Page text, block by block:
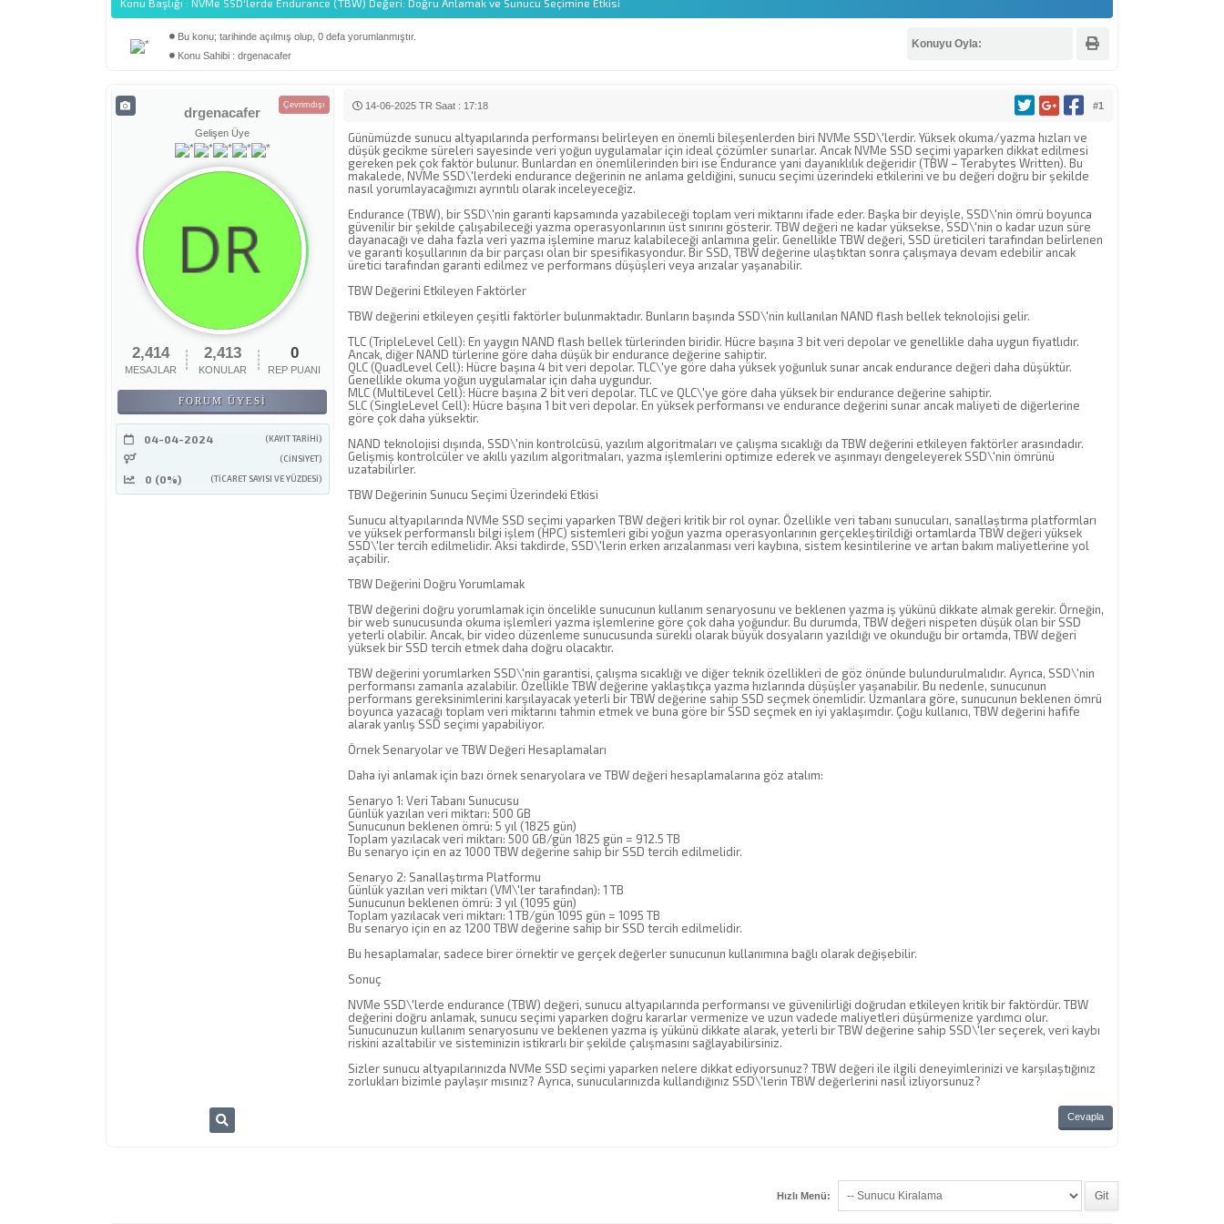
Konu Başlığı : NVMe SSD'lerde Endurance (TBW) Değeri: Doğru Anlamak ve Sunucu Seçimine Etkisi
Bu konu; tarihinde açılmış olup, 0 defa yorumlanmıştır.
Konu Sahibi : drgenacafer
Konuyu Oyla:
Derecelendirme: 0/5 - 0 oy
Çevrimdışı
drgenacafer
Gelişen Üye
2,414
MESAJLAR
2,413
KONULAR
0
REP PUANI
FORUM ÜYESI
04-04-2024
(KAYIT TARIHI)
(CINSIYET)
0 (0%) (TICARET SAYISI VE YÜZDESI)
#1
14-06-2025 TR Saat : 17:18
Günümüzde sunucu altyapılarında performansı belirleyen en önemli bileşenlerden biri NVMe SSD\'lerdir. Yüksek okuma/yazma hızları ve
düşük gecikme süreleri sayesinde veri yoğun uygulamalar için ideal çözümler sunarlar. Ancak NVMe SSD seçimi yaparken dikkat edilmesi
gereken pek çok faktör bulunur. Bunlardan en önemlilerinden biri ise Endurance yani dayanıklılık değeridir (TBW – Terabytes Written). Bu
makalede, NVMe SSD\'lerdeki endurance değerinin ne anlama geldiğini, sunucu seçimi üzerindeki etkilerini ve bu değeri doğru bir şekilde
nasıl yorumlayacağımızı ayrıntılı olarak inceleyeceğiz.
Endurance (TBW), bir SSD\'nin garanti kapsamında yazabileceği toplam veri miktarını ifade eder. Başka bir deyişle, SSD\'nin ömrü boyunca
güvenilir bir şekilde çalışabileceği yazma operasyonlarının üst sınırını gösterir. TBW değeri ne kadar yüksekse, SSD\'nin o kadar uzun süre
dayanacağı ve daha fazla veri yazma işlemine maruz kalabileceği anlamına gelir. Genellikle TBW değeri, SSD üreticileri tarafından belirlenen
ve garanti koşullarının da bir parçası olan bir spesifikasyondur. Bir SSD, TBW değerine ulaştıktan sonra çalışmaya devam edebilir ancak
üretici tarafından garanti edilmez ve performans düşüşleri veya arızalar yaşanabilir.
TBW Değerini Etkileyen Faktörler
TBW değerini etkileyen çeşitli faktörler bulunmaktadır. Bunların başında SSD\'nin kullanılan NAND flash bellek teknolojisi gelir.
TLC (TripleLevel Cell): En yaygın NAND flash bellek türlerinden biridir. Hücre başına 3 bit veri depolar ve genellikle daha uygun fiyatlıdır.
Ancak, diğer NAND türlerine göre daha düşük bir endurance değerine sahiptir.
QLC (QuadLevel Cell): Hücre başına 4 bit veri depolar. TLC\'ye göre daha yüksek yoğunluk sunar ancak endurance değeri daha düşüktür.
Genellikle okuma yoğun uygulamalar için daha uygundur.
MLC (MultiLevel Cell): Hücre başına 2 bit veri depolar. TLC ve QLC\'ye göre daha yüksek bir endurance değerine sahiptir.
SLC (SingleLevel Cell): Hücre başına 1 bit veri depolar. En yüksek performansı ve endurance değerini sunar ancak maliyeti de diğerlerine
göre çok daha yüksektir.
NAND teknolojisi dışında, SSD\'nin kontrolcüsü, yazılım algoritmaları ve çalışma sıcaklığı da TBW değerini etkileyen faktörler arasındadır.
Gelişmiş kontrolcüler ve akıllı yazılım algoritmaları, yazma işlemlerini optimize ederek ve aşınmayı dengeleyerek SSD\'nin ömrünü
uzatabilirler.
TBW Değerinin Sunucu Seçimi Üzerindeki Etkisi
Sunucu altyapılarında NVMe SSD seçimi yaparken TBW değeri kritik bir rol oynar. Özellikle veri tabanı sunucuları, sanallaştırma platformları
ve yüksek performanslı bilgi işlem (HPC) sistemleri gibi yoğun yazma operasyonlarının gerçekleştirildiği ortamlarda TBW değeri yüksek
SSD\'ler tercih edilmelidir. Aksi takdirde, SSD\'lerin erken arızalanması veri kaybına, sistem kesintilerine ve artan bakım maliyetlerine yol
açabilir.
TBW Değerini Doğru Yorumlamak
TBW değerini doğru yorumlamak için öncelikle sunucunun kullanım senaryosunu ve beklenen yazma iş yükünü dikkate almak gerekir. Örneğin,
bir web sunucusunda okuma işlemleri yazma işlemlerine göre çok daha yoğundur. Bu durumda, TBW değeri nispeten düşük olan bir SSD
yeterli olabilir. Ancak, bir video düzenleme sunucusunda sürekli olarak büyük dosyaların yazıldığı ve okunduğu bir ortamda, TBW değeri
yüksek bir SSD tercih etmek daha doğru olacaktır.
TBW değerini yorumlarken SSD\'nin garantisi, çalışma sıcaklığı ve diğer teknik özellikleri de göz önünde bulundurulmalıdır. Ayrıca, SSD\'nin
performansı zamanla azalabilir. Özellikle TBW değerine yaklaştıkça yazma hızlarında düşüşler yaşanabilir. Bu nedenle, sunucunun
performans gereksinimlerini karşılayacak yeterli bir TBW değerine sahip SSD seçmek önemlidir. Uzmanlara göre, sunucunun beklenen ömrü
boyunca yazacağı toplam veri miktarını tahmin etmek ve buna göre bir SSD seçmek en iyi yaklaşımdır. Çoğu kullanıcı, TBW değerini hafife
alarak yanlış SSD seçimi yapabiliyor.
Örnek Senaryolar ve TBW Değeri Hesaplamaları
Daha iyi anlamak için bazı örnek senaryolara ve TBW değeri hesaplamalarına göz atalım:
Senaryo 1: Veri Tabanı Sunucusu
Günlük yazılan veri miktarı: 500 GB
Sunucunun beklenen ömrü: 5 yıl (1825 gün)
Toplam yazılacak veri miktarı: 500 GB/gün 1825 gün = 912.5 TB
Bu senaryo için en az 1000 TBW değerine sahip bir SSD tercih edilmelidir.
Senaryo 2: Sanallaştırma Platformu
Günlük yazılan veri miktarı (VM\'ler tarafından): 1 TB
Sunucunun beklenen ömrü: 3 yıl (1095 gün)
Toplam yazılacak veri miktarı: 1 TB/gün 1095 gün = 1095 TB
Bu senaryo için en az 1200 TBW değerine sahip bir SSD tercih edilmelidir.
Bu hesaplamalar, sadece birer örnektir ve gerçek değerler sunucunun kullanımına bağlı olarak değişebilir.
Sonuç
NVMe SSD\'lerde endurance (TBW) değeri, sunucu altyapılarında performansı ve güvenilirliği doğrudan etkileyen kritik bir faktördür. TBW
değerini doğru anlamak, sunucu seçimi yaparken doğru kararlar vermenize ve uzun vadede maliyetleri düşürmenize yardımcı olur.
Sunucunuzun kullanım senaryosunu ve beklenen yazma iş yükünü dikkate alarak, yeterli bir TBW değerine sahip SSD\'ler seçerek, veri kaybı
riskini azaltabilir ve sisteminizin istikrarlı bir şekilde çalışmasını sağlayabilirsiniz.
Sizler sunucu altyapılarınızda NVMe SSD seçimi yaparken nelere dikkat ediyorsunuz? TBW değeri ile ilgili deneyimlerinizi ve karşılaştığınız
zorlukları bizimle paylaşır mısınız? Ayrıca, sunucularınızda kullandığınız SSD\'lerin TBW değerlerini nasıl izliyorsunuz?
Cevapla
Hızlı Menü: